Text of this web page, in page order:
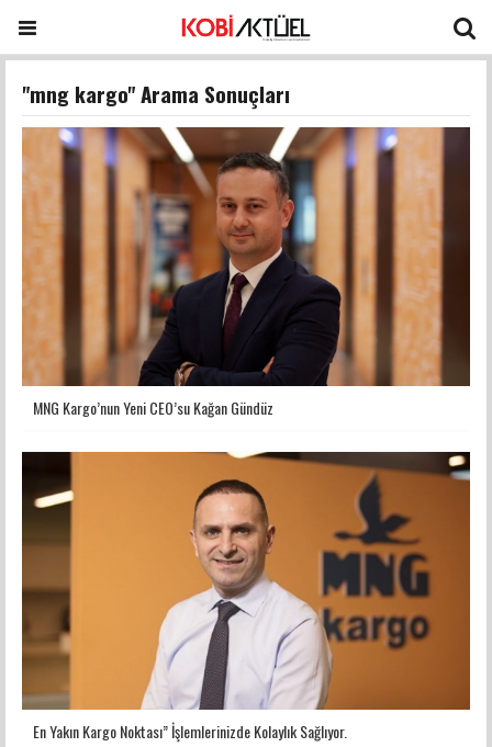
"mng kargo" Arama Sonuçları
MNG Kargo’nun Yeni CEO’su Kağan Gündüz
En Yakın Kargo Noktası” İşlemlerinizde Kolaylık Sağlıyor.